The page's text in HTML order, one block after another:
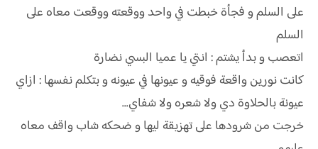
على السلم و فجأة خبطت في واحد ووقعته ووقعت معاه على
السلم
اتعصب و بدأ يشتم : انتي يا عميا البسي نضارة
كانت نورين واقعة فوقيه و عيونها في عيونه و بتكلم نفسها : ازاي
عيونة بالحلاوة دي ولا شعره ولا شفاي...
خرجت من شرودها على تهزيقة ليها و ضحكه شاب واقف معاه